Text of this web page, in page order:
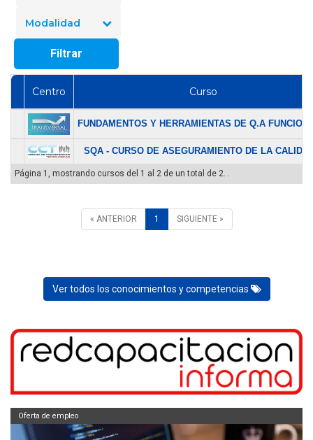
Modalidad
Filtrar
Centro Curso
FUNDAMENTOS Y HERRAMIENTAS DE Q.A
SQA - CURSO DE ASEGURAMIENTO DE LA
Página 1, mostrando cursos del 1 al 2 de un total de 2. .
« ANTERIOR 1 SIGUIENTE »
Ver todos los conocimientos y competencias
Oferta de empleo